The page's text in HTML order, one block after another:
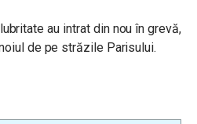
au intrat din nou în grevă,
de pe străzile Parisului.